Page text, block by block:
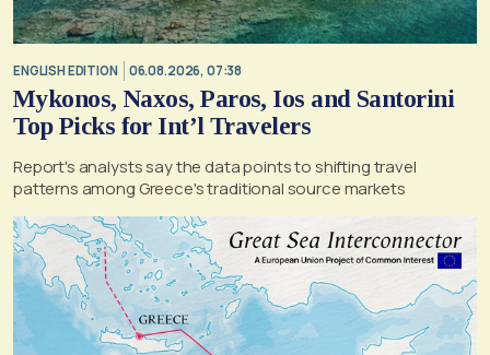
ENGLISH EDITION 06.08.2026, 07:38
Mykonos, Naxos, Paros, Ios and Santorini
Top Picks for Int’l Travelers
Report's analysts say the data points to shifting travel
patterns among Greece's traditional source markets